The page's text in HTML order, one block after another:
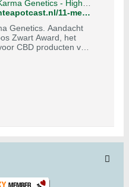
http://highteapotcast.nl/11-met-karma-genetics/
Genetics. Aandacht
Zwart Award, het
CBD producten van
avonturen als